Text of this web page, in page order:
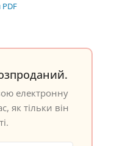
електронну
як тільки він